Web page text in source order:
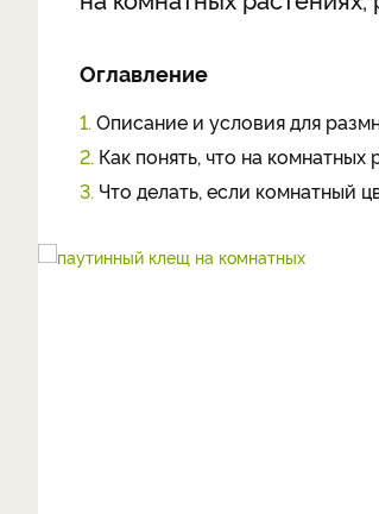
Оглавление
1. Описание и условия для
2. Как понять, что на
3. Что делать, если комнатный